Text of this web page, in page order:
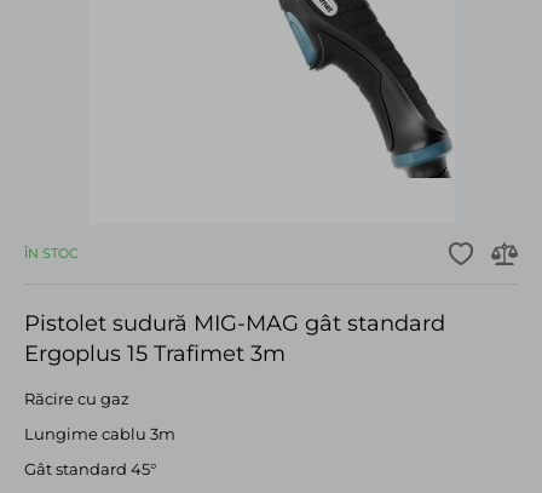
ÎN STOC
Pistolet sudură MIG-MAG gât standard
Ergoplus 15 Trafimet 3m
Răcire cu gaz
Lungime cablu 3m
Gât standard 45°